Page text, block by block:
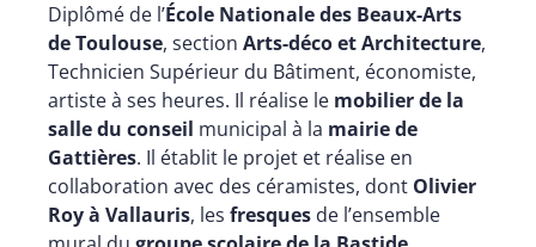
Diplômé de l’École Nationale des Beaux-Arts
de Toulouse, section Arts-déco et Architecture,
Technicien Supérieur du Bâtiment, économiste,
artiste à ses heures. Il réalise le mobilier de la
salle du conseil municipal à la mairie de
Gattières. Il établit le projet et réalise en
collaboration avec des céramistes, dont Olivier
Roy à Vallauris, les fresques de l’ensemble